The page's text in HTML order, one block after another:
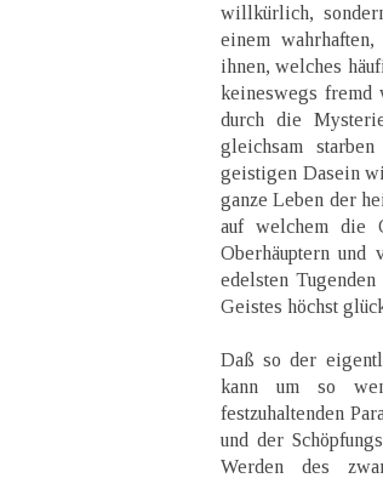
willkürlich,
einem
ihnen, welches
keineswegs fremd
durch die
gleichsam
geistigen Dasein
ganze Leben der
auf welchem die
Oberhäuptern und
edelsten
Geistes höchst
Daß so der
kann um so
festzuhaltenden
und der
Werden des